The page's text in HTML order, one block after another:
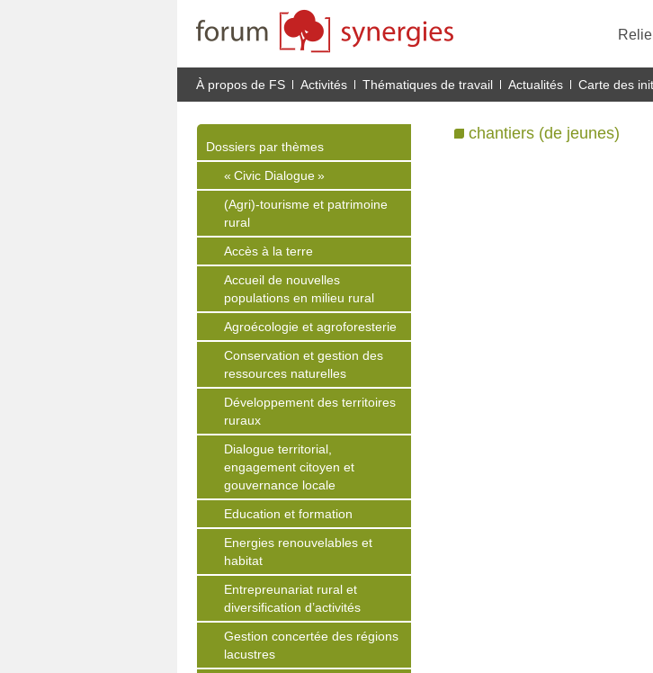
À propos de FS Activités Thématiques de travail Actualités Carte des
Dossiers par thèmes
« Civic Dialogue »
(Agri)-tourisme et patrimoine
rural
Accès à la terre
Accueil de nouvelles
populations en milieu rural
Agroécologie et agroforesterie
Conservation et gestion des
ressources naturelles
Développement des territoires
ruraux
Dialogue territorial,
engagement citoyen et
gouvernance locale
Education et formation
Energies renouvelables et
habitat
Entrepreunariat rural et
diversification d’activités
Gestion concertée des régions
lacustres
chantiers (de jeunes)